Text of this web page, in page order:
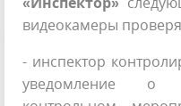
видеокамеры
- инспектор
уведомление о